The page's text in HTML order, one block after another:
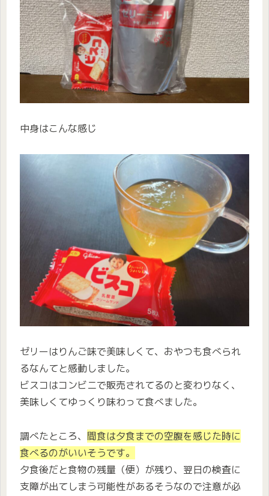
中身はこんな感じ
ゼリーはりんご味で美味しくて、おやつも食べられ
るなんてと感動しました。
ビスコはコンビニで販売されてるのと変わりなく、
美味しくてゆっくり味わって食べました。
調べたところ、 間食は夕食までの空腹を感じた時に
食べるのがいいそうです。
夕食後だと食物の残量（便）が残り、翌日の検査に
支障が出てしまう可能性があるそうなので注意が必